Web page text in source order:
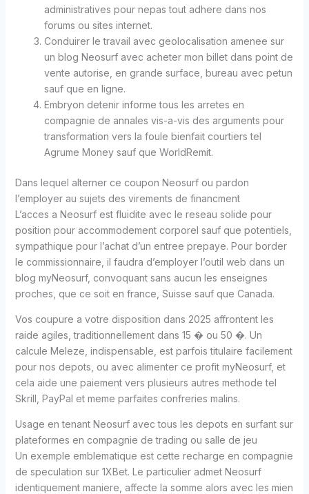
administratives pour nepas tout adhere dans nos
forums ou sites internet.
Conduirer le travail avec geolocalisation amenee sur
un blog Neosurf avec acheter mon billet dans point de
vente autorise, en grande surface, bureau avec petun
sauf que en ligne.
Embryon detenir informe tous les arretes en
compagnie de annales vis-a-vis des arguments pour
transformation vers la foule bienfait courtiers tel
Agrume Money sauf que WorldRemit.
Dans lequel alterner ce coupon Neosurf ou pardon
l’employer au sujets des virements de financment
L’acces a Neosurf est fluidite avec le reseau solide pour
position pour accommodement corporel sauf que potentiels,
sympathique pour l’achat d’un entree prepaye. Pour border
le commissionnaire, il faudra d’employer l’outil web dans un
blog myNeosurf, convoquant sans aucun les enseignes
proches, que ce soit en france, Suisse sauf que Canada.
Vos coupure a votre disposition dans 2025 affrontent les
raide agiles, traditionnellement dans 15 � ou 50 �. Un
calcule Meleze, indispensable, est parfois titulaire facilement
pour nos depots, ou avec alimenter ce profit myNeosurf, et
cela aide une paiement vers plusieurs autres methode tel
Skrill, PayPal et meme parfaites confreries malins.
Usage en tenant Neosurf avec tous les depots en surfant sur
plateformes en compagnie de trading ou salle de jeu
Un exemple emblematique est cette recharge en compagnie
de speculation sur 1XBet. Le particulier admet Neosurf
identiquement maniere, affecte la somme alors avec les mien